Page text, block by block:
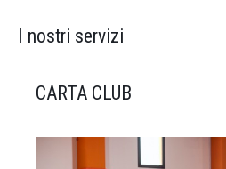
I nostri servizi
CARTA CLUB